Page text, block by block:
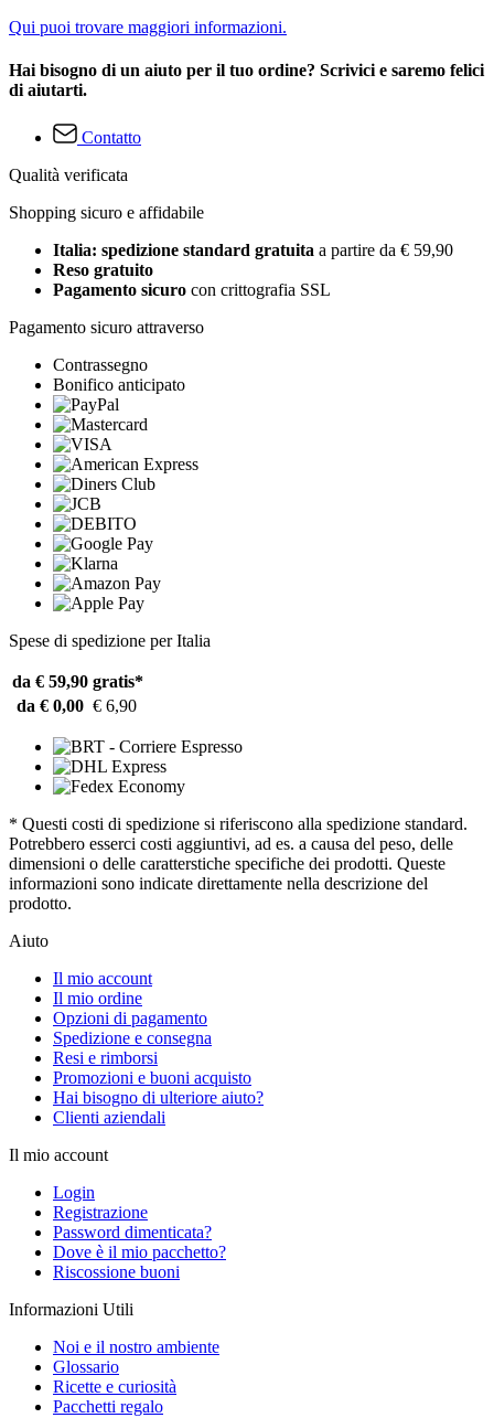
Qui puoi trovare maggiori informazioni.
Hai bisogno di un aiuto per il tuo ordine? Scrivici e saremo felici
di aiutarti.
Contatto
Qualità verificata
Shopping sicuro e affidabile
Italia: spedizione standard gratuita a partire da € 59,90
Reso gratuito
Pagamento sicuro con crittografia SSL
Pagamento sicuro attraverso
Contrassegno
Bonifico anticipato
Spese di spedizione per Italia
da € 59,90 gratis*
da € 0,00 € 6,90
* Questi costi di spedizione si riferiscono alla spedizione standard.
Potrebbero esserci costi aggiuntivi, ad es. a causa del peso, delle
dimensioni o delle caratterstiche specifiche dei prodotti. Queste
informazioni sono indicate direttamente nella descrizione del
prodotto.
Aiuto
Il mio account
Il mio ordine
Opzioni di pagamento
Spedizione e consegna
Resi e rimborsi
Promozioni e buoni acquisto
Hai bisogno di ulteriore aiuto?
Clienti aziendali
Il mio account
Login
Registrazione
Password dimenticata?
Dove è il mio pacchetto?
Riscossione buoni
Informazioni Utili
Noi e il nostro ambiente
Glossario
Ricette e curiosità
Pacchetti regalo